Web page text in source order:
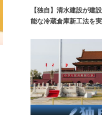
【独自】清水建設が建
能な冷蔵倉庫新工法を